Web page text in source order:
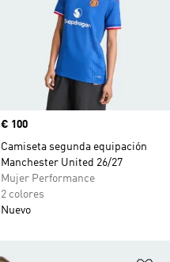
Precio
€ 100
Camiseta segunda equipación
Manchester United 26/27
Mujer Performance
2 colores
Nuevo